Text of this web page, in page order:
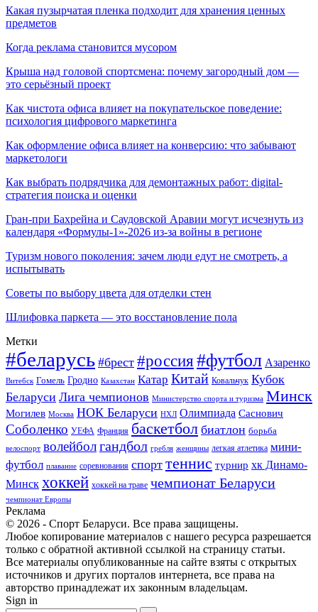
Какая пузырчатая пленка подходит для хранения ценных
предметов
Когда реклама становится мусором
Крыша над головой спортсмена: почему загородный дом —
это серьёзный проект
Как чистота офиса влияет на покупательское поведение:
психология цифрового маркетинга
Как оформление офиса влияет на конверсию: что забывают
маркетологи
Как выбрать подрядчика для демонтажных работ: digital-
стратегия поиска и оценки
Гран-при Бахрейна и Саудовской Аравии могут исчезнуть из
календаря «Формулы-1»-2026 из-за войны в регионе
Туризм нового поколения: зачем люди едут не смотреть, а
испытывать
Советы по выбору цвета для отделки стен
Шлифовка паркета — это восстановление пола
Метки
#беларусь #брест #россия#футбол Азаренко
Витебск Гомель Гродно Казахстан Катар Китай Ковальчук Кубок
Беларуси Лига чемпионов Министерство спорта и туризма Минск
Могилев Москва НОК Беларуси НХЛ Олимпиада Саснович
Соболенко УЕФА Франция баскетбол биатлон борьба
велоспорт волейболгандбол гребля женщины легкая атлетика мини-
футбол плавание соревнования спорт теннис турнир хк Динамо-
Минск хоккей хоккей на траве чемпионат Беларуси
чемпионат Европы
Реклама
© 2026 - Спорт Беларуси. Все права защищены.
Любое копирование материалов с нашего ресурса разрешается
только с обратной активной ссылкой на страницу статьи.
Все материалы опубликованные на сайте взяты с открытых
источников и других порталов интернета, все права на
авторство принадлежат их законным владельцам.
Sign in